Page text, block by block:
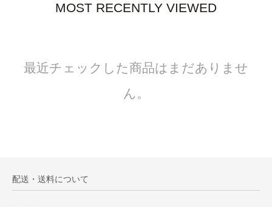
MOST RECENTLY VIEWED
最近チェックした商品はまだありませ
ん。
配送・送料について